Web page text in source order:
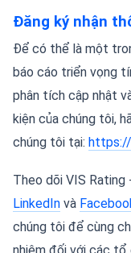
Đăng ký nhận
Để có thể là một
báo cáo triển vọng
phân tích cập nhật
kiện của chúng tôi,
chúng tôi tại:
Theo dõi VIS
LinkedIn và
chúng tôi để cùng